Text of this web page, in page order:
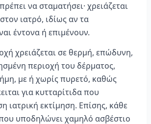
να σταματήσει· χρειάζεται
ιατρό, ιδίως αν τα
έντονα ή επιμένουν.
χρειάζεται σε θερμή, επώδυνη,
περιοχή του δέρματος,
με ή χωρίς πυρετό, καθώς
για κυτταρίτιδα που
ιατρική εκτίμηση. Επίσης, κάθε
υποδηλώνει χαμηλό ασβέστιο